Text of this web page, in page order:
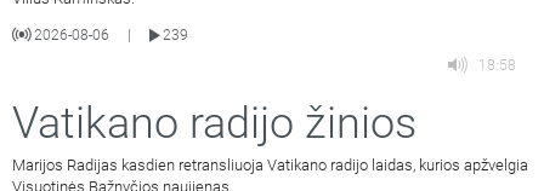
2026-08-06
239
18:58
Vatikano radijo žinios
Marijos Radijas kasdien retransliuoja Vatikano radijo laidas, kurios apžvelgia
Visuotinės Bažnyčios naujienas.